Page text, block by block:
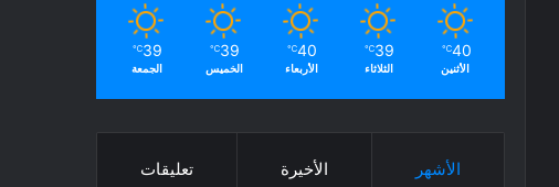
40
℃
الأثنين
39
℃
الثلاثاء
40
℃
الأربعاء
39
℃
الخميس
39
℃
الجمعة
الأشهر الأخيرة تعليقات